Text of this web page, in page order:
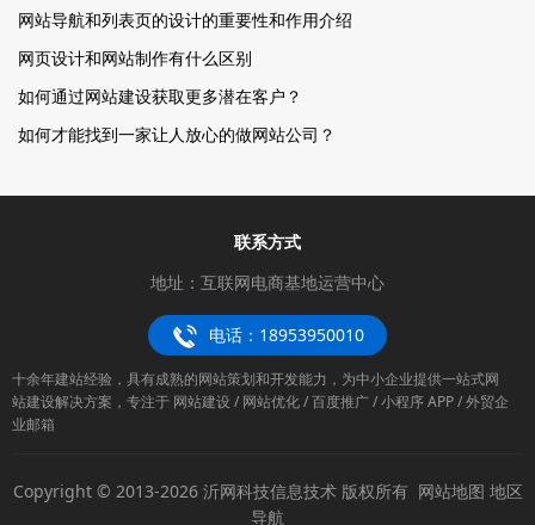
网站导航和列表页的设计的重要性和作用介绍
网页设计和网站制作有什么区别
如何通过网站建设获取更多潜在客户？
如何才能找到一家让人放心的做网站公司？
联系方式
地址：互联网电商基地运营中心
电话：18953950010
十余年建站经验，具有成熟的网站策划和开发能力，为中小企业提供一站式网
站建设解决方案，专注于 网站建设 / 网站优化 / 百度推广 / 小程序 APP / 外贸企
业邮箱
Copyright © 2013-2026 沂网科技信息技术 版权所有 网站地图 地区
导航